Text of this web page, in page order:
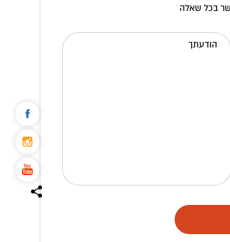
בכל שאלה
הודעתך